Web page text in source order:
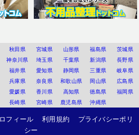
秋田県 宮城県 山形県 福島県
茨城県
神奈川県 埼玉県 千葉県 新潟県
長野県
福井県 愛知県 静岡県 三重県
岐阜県
兵庫県 奈良県 和歌山県 岡山県
広島県
愛媛県 香川県 高知県 徳島県
福岡県
長崎県 宮崎県 鹿児島県 沖縄県
フィール 利用規約
プライバシーポリ
シー